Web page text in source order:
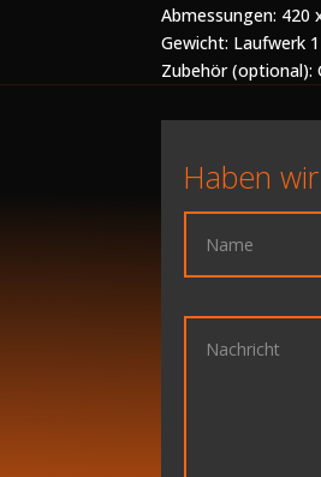
Abmessungen: 420
Gewicht: Laufwerk
Zubehör (optional):
Haben